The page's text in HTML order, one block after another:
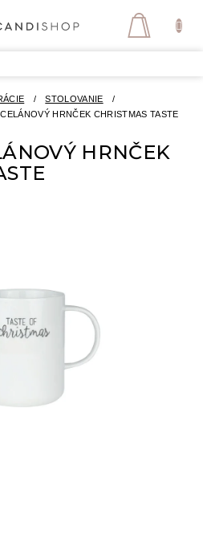
/ STOLOVANIE
/
HRNČEK CHRISTMAS TASTE
HRNČEK